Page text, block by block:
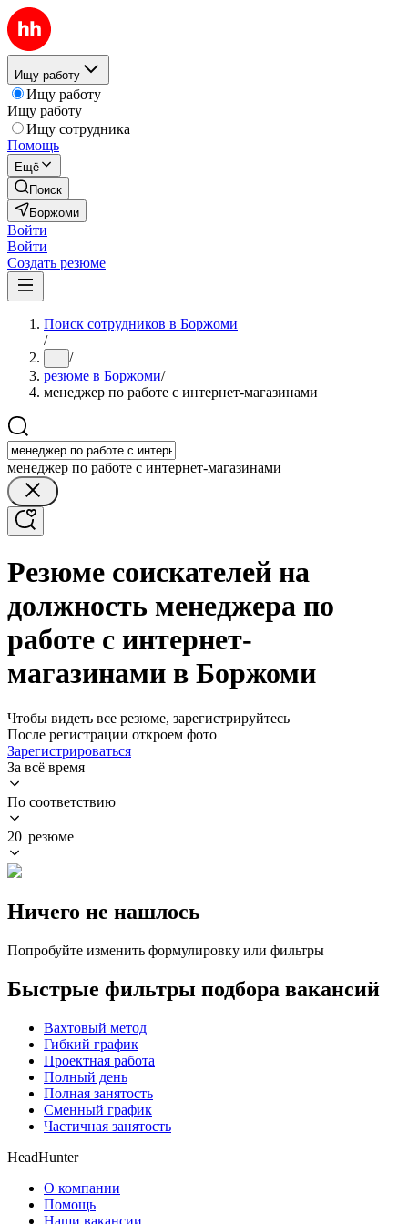
Ищу работу
Ищу работу
Ищу работу
Ищу сотрудника
Помощь
Ещё
Поиск
Боржоми
Войти
Войти
Создать резюме
Поиск сотрудников в Боржоми
/
... /
резюме в Боржоми/
менеджер по работе с интернет-магазинами
менеджер по работе с интернет-магазинами
Резюме соискателей на
должность менеджера по
работе с интернет-
магазинами в Боржоми
Чтобы видеть все резюме, зарегистрируйтесь
После регистрации откроем фото
Зарегистрироваться
За всё время
По соответствию
20 резюме
Ничего не нашлось
Попробуйте изменить формулировку или фильтры
Быстрые фильтры подбора вакансий
Вахтовый метод
Гибкий график
Проектная работа
Полный день
Полная занятость
Сменный график
Частичная занятость
HeadHunter
О компании
Помощь
Наши вакансии